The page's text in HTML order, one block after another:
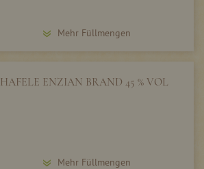
Mehr Füllmengen
HAFELE ENZIAN BRAND 45 % VOL
Mehr Füllmengen